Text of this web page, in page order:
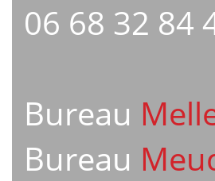
06 68 32 84
Bureau
Bureau